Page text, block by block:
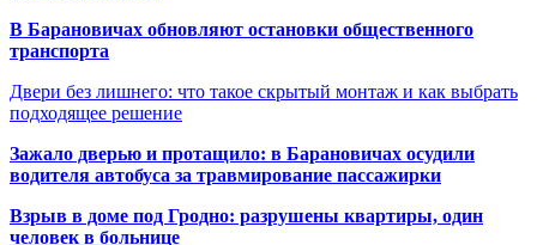
В Барановичах обновляют остановки общественного
транспорта
Двери без лишнего: что такое скрытый монтаж и как выбрать
подходящее решение
Зажало дверью и протащило: в Барановичах осудили
водителя автобуса за травмирование пассажирки
Взрыв в доме под Гродно: разрушены квартиры, один
человек в больнице